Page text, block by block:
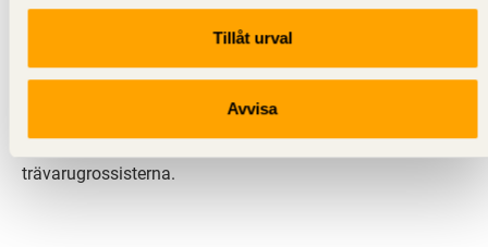
Tillåt urval
Avvisa
Svenskt Trä representerar svensk sågverksindustri
och är en del av branschorganisationen
svensk limträ-, KL-trä- och förpackningsindustri samt
trävarugrossisterna.